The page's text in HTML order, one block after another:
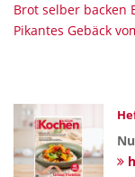
Brot selber backen
Pikantes Gebäck